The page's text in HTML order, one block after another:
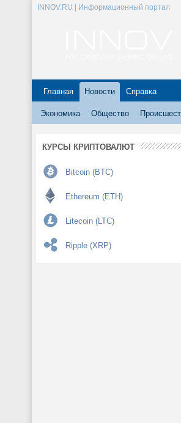
INNOV.RU | Информационный портал
Главная Новости Справка
Экономика Общество
КУРСЫ КРИПТОВАЛЮТ
Bitcoin (BTC)
Ethereum (ETH)
Litecoin (LTC)
Ripple (XRP)